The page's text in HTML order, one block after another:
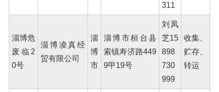
311
淄博危
废临2
0号
淄博凌真经
贸有限公司
淄
博
市
淄博市桓台县
索镇寿济路449
9甲19号
刘凤
芝15
898
730
999
收集、
贮存、
转运